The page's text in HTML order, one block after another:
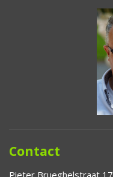
Contact